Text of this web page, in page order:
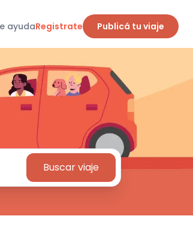
ayudaRegistrate Publicá tu viaje
Buscar viaje